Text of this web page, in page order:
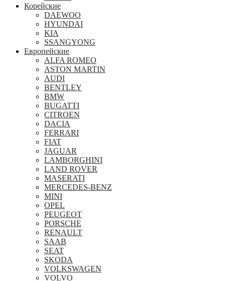
Корейские
DAEWOO
HYUNDAI
KIA
SSANGYONG
Европейские
ALFA ROMEO
ASTON MARTIN
AUDI
BENTLEY
BMW
BUGATTI
CITROEN
DACIA
FERRARI
FIAT
JAGUAR
LAMBORGHINI
LAND ROVER
MASERATI
MERCEDES-BENZ
MINI
OPEL
PEUGEOT
PORSCHE
RENAULT
SAAB
SEAT
SKODA
VOLKSWAGEN
VOLVO